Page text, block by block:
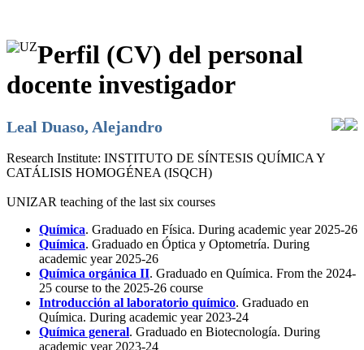
Perfil (CV) del personal
docente investigador
Leal Duaso, Alejandro
Research Institute: INSTITUTO DE SÍNTESIS QUÍMICA Y
CATÁLISIS HOMOGÉNEA (ISQCH)
UNIZAR teaching of the last six courses
Química. Graduado en Física. During academic year 2025-26
Química. Graduado en Óptica y Optometría. During
academic year 2025-26
Química orgánica II. Graduado en Química. From the 2024-
25 course to the 2025-26 course
Introducción al laboratorio químico. Graduado en
Química. During academic year 2023-24
Química general. Graduado en Biotecnología. During
academic year 2023-24